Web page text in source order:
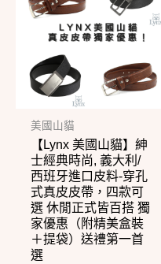
美國山貓
【Lynx 美國山貓】紳
士經典時尚, 義大利/
西班牙進口皮料-穿孔
式真皮皮帶，四款可
選 休閒正式皆百搭 獨
家優惠（附精美盒裝
＋提袋）送禮第一首
選
品
有
種
可
在
產
品
頁